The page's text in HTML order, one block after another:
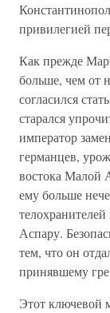
привилегией
Как прежде
больше, чем от
согласился
старался
император
германцев,
востока Малой
ему больше
Аспару.
тем, что он
принявшему
Этот ключевой